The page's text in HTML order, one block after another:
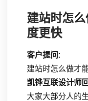
建站时怎
度更快
客户提问:
建站时怎么做才
凯铧互联设计师回
大家大部分人的